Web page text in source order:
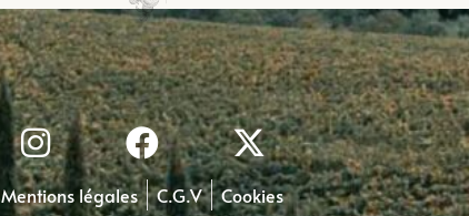
Mentions légales C.G.V Cookies